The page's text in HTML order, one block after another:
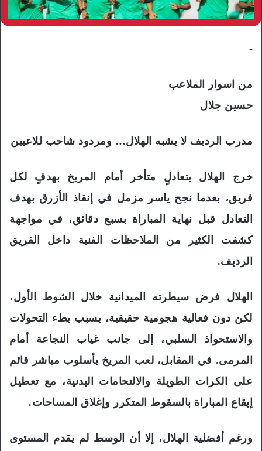
-
من اسوار الملاعب
حسين جلال
مدرب الرديف لا يشبه الهلال… ومردود شاحب للاعبين
خرج الهلال بتعادلٍ متأخر أمام المريخ بهدفٍ لكل
فريق، بعدما نجح ياسر مزمل في إنقاذ الأزرق بهدف
التعادل قبل نهاية المباراة بسبع دقائق، في مواجهة
كشفت الكثير من الملاحظات الفنية داخل الفريق
الرديف.
الهلال فرض سيطرته الميدانية خلال الشوط الأول،
لكن دون فعالية هجومية حقيقية، بسبب بطء التحولات
والاستحواذ السلبي، إلى جانب غياب النجاعة أمام
المرمى. في المقابل، لعب المريخ بأسلوب مباشر قائم
على الكرات الطويلة والالتحامات البدنية، مع تعطيل
إيقاع المباراة بالسقوط المتكرر وإغلاق المساحات.
ورغم أفضلية الهلال، إلا أن الوسط لم يقدم المستوى